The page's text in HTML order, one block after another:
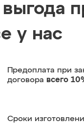
у нас
Предоплата при
договора всего
Сроки